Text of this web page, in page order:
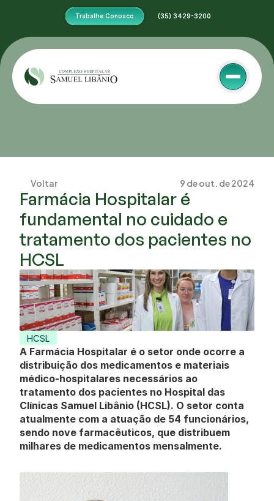
Trabalhe Conosco (35) 3429-3200
Voltar 9 de out. de 2024
Farmácia Hospitalar é
fundamental no cuidado e
tratamento dos pacientes no
HCSL
HCSL
A Farmácia Hospitalar é o setor onde ocorre a
distribuição dos medicamentos e materiais
médico-hospitalares necessários ao
tratamento dos pacientes no Hospital das
Clínicas Samuel Libânio (HCSL). O setor conta
atualmente com a atuação de 54 funcionários,
sendo nove farmacêuticos, que distribuem
milhares de medicamentos mensalmente.